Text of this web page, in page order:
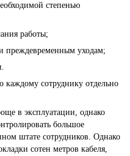
степенью
работы;
преждевременным уходам;
сотруднику отдельно
в эксплуатации, однако
большое
штате сотрудников. Однако
сотен метров кабеля,